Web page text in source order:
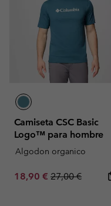
Camiseta CSC Basic
Logo™ para hombre
Algodon organico
Sale price:
18,90 € Regular price:
27,00 €